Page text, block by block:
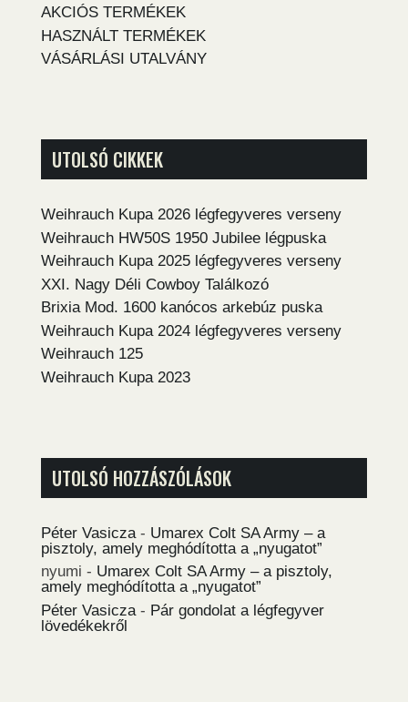
AKCIÓS TERMÉKEK
HASZNÁLT TERMÉKEK
VÁSÁRLÁSI UTALVÁNY
UTOLSÓ CIKKEK
Weihrauch Kupa 2026 légfegyveres verseny
Weihrauch HW50S 1950 Jubilee légpuska
Weihrauch Kupa 2025 légfegyveres verseny
XXI. Nagy Déli Cowboy Találkozó
Brixia Mod. 1600 kanócos arkebúz puska
Weihrauch Kupa 2024 légfegyveres verseny
Weihrauch 125
Weihrauch Kupa 2023
UTOLSÓ HOZZÁSZÓLÁSOK
Péter Vasicza - Umarex Colt SA Army – a
pisztoly, amely meghódította a „nyugatot”
nyumi - Umarex Colt SA Army – a pisztoly,
amely meghódította a „nyugatot”
Péter Vasicza - Pár gondolat a légfegyver
lövedékekről